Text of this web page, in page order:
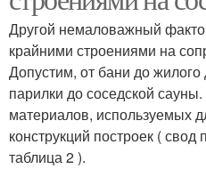
Другой немаловажный
крайними строениями на
Допустим, от бани до
парилки до соседской сауны.
материалов, используемых
конструкций построек (
таблица 2 ).